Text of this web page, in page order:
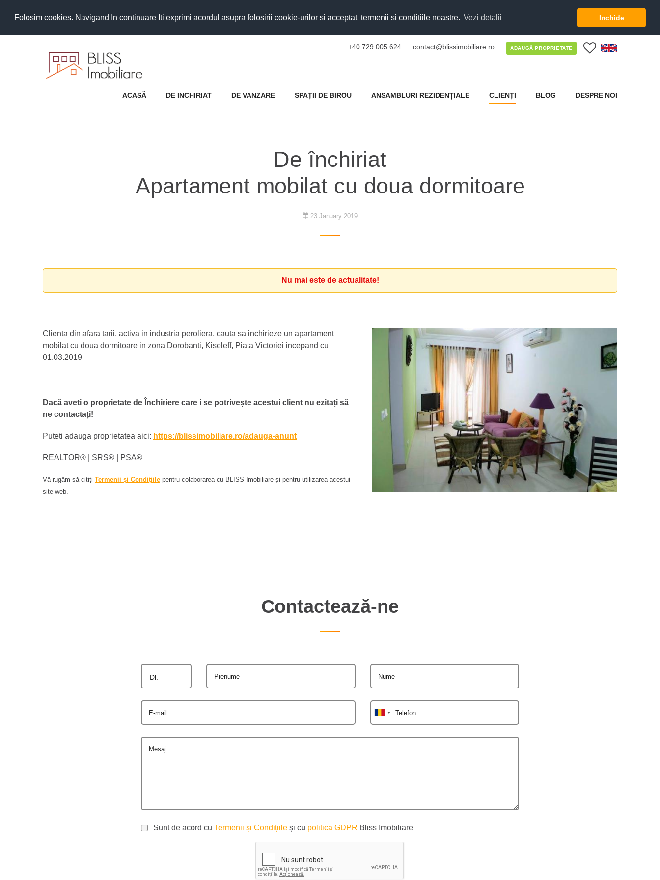
Folosim cookies. Navigand In continuare Iti exprimi acordul asupra folosirii cookie-urilor si acceptati termenii si conditiile noastre. Vezi detalii Inchide
+40 729 005 624 contact@blissimobiliare.ro ADAUGĂ PROPRIETATE
ACASĂ DE INCHIRIAT DE VANZARE SPAȚII DE BIROU ANSAMBLURI REZIDENȚIALE CLIENȚI BLOG DESPRE NOI
De închiriat
Apartament mobilat cu doua dormitoare
23 January 2019
Nu mai este de actualitate!
Clienta din afara tarii, activa in industria peroliera, cauta sa inchirieze un apartament
mobilat cu doua dormitoare in zona Dorobanti, Kiseleff, Piata Victoriei incepand cu
01.03.2019
Dacă aveti o proprietate de Închiriere care i se potrivește acestui client nu ezitați să
ne contactați!
Puteti adauga proprietatea aici: https://blissimobiliare.ro/adauga-anunt
REALTOR®️ | SRS®️ | PSA®️
Vă rugăm să citiți Termenii și Condițiile pentru colaborarea cu BLISS Imobiliare și pentru utilizarea acestui
site web.
Contactează-ne
Dl. Prenume Nume
E-mail Telefon
Mesaj
Sunt de acord cu Termenii şi Condiţiile şi cu politica GDPR Bliss Imobiliare